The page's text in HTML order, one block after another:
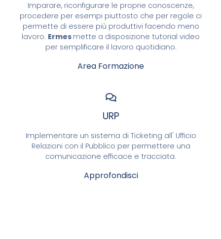
Imparare, riconfigurare le proprie conoscenze,
procedere per esempi piuttosto che per regole ci
permette di essere più produttivi facendo meno
lavoro. Ermes mette a disposizione tutorial video
per semplificare il lavoro quotidiano.
Area Formazione
URP
Implementare un sistema di Ticketing all' Ufficio
Relazioni con il Pubblico per permettere una
comunicazione efficace e tracciata.
Approfondisci